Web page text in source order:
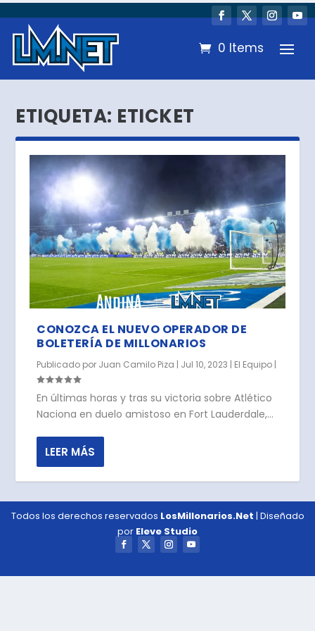
0 Items
ETIQUETA: ETICKET
CONOZCA EL NUEVO OPERADOR DE
BOLETERÍA DE MILLONARIOS
Publicado por Juan Camilo Piza | Jul 10, 2023 | El Equipo |
En últimas horas y tras su victoria sobre Atlético
Naciona en duelo amistoso en Fort Lauderdale,...
LEER MÁS
Todos los derechos reservados LosMillonarios.Net | Diseñado
por Eleve Studio